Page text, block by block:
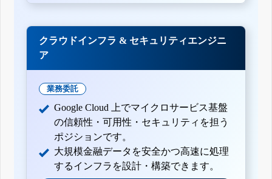
クラウドインフラ & セキュリティエンジニ
ア
業務委託
Google Cloud 上でマイクロサービス基盤
の信頼性・可用性・セキュリティを担う
ポジションです。
大規模金融データを安全かつ高速に処理
するインフラを設計・構築できます。